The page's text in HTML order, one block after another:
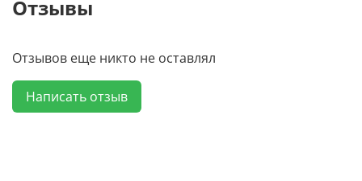
Отзывы
Отзывов еще никто не оставлял
Написать отзыв